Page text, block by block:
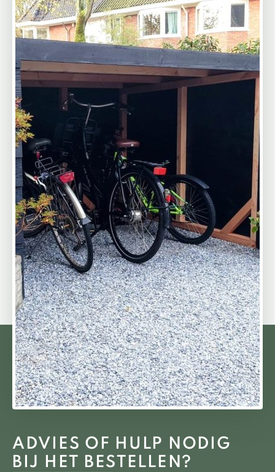
mee, ook met de service die je nog hebt voor als
er wat is en ik ze kan bellen (wat ik denk ik
helemaal niet nodig heb). Gewoon alles een
prettige ervaring, met een mooie blikvanger nu in
onze tuin. Dank je wel MYWOOD en wie weet tot
ooit.
ADVIES OF HULP NODIG
BIJ HET BESTELLEN?